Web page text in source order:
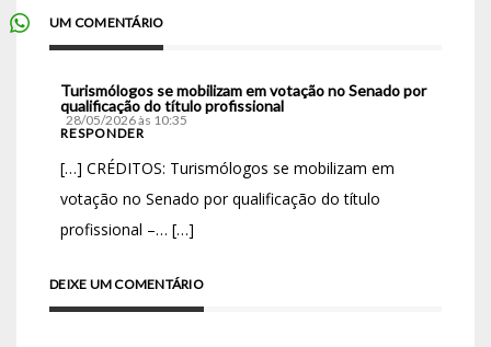
UM COMENTÁRIO
Turismólogos se mobilizam em votação no Senado por
qualificação do título profissional
28/05/2026 às 10:35
RESPONDER
[…] CRÉDITOS: Turismólogos se mobilizam em
votação no Senado por qualificação do título
profissional –… […]
DEIXE UM COMENTÁRIO